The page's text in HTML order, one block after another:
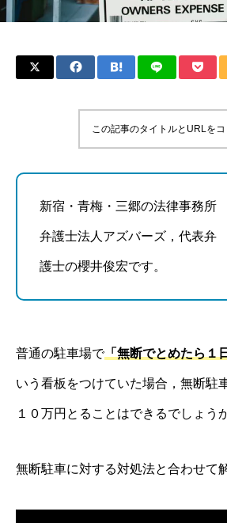
この記事のタイトルとURLを
新宿・青梅・三郷の法律事務所
弁護士法人アズバーズ，代表弁
護士の櫻井俊宏です。
普通の駐車場で「無断でとめたら１
いう看板をつけていた場合，無断駐
１０万円とることはできるでしょうか
無断駐車に対する対処法と合わせて